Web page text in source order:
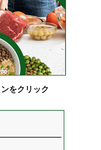
をクリック